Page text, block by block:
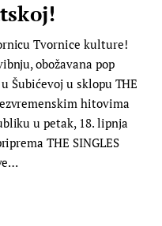
Tvornice kulture!
obožavana pop
Šubićevoj u sklopu THE
hitovima
u petak, 18. lipnja
THE SINGLES